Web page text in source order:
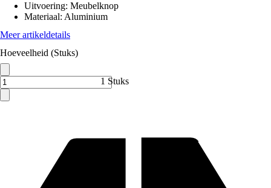
Uitvoering: Meubelknop
Materiaal: Aluminium
Meer artikeldetails
Hoeveelheid (Stuks)
1 Stuks